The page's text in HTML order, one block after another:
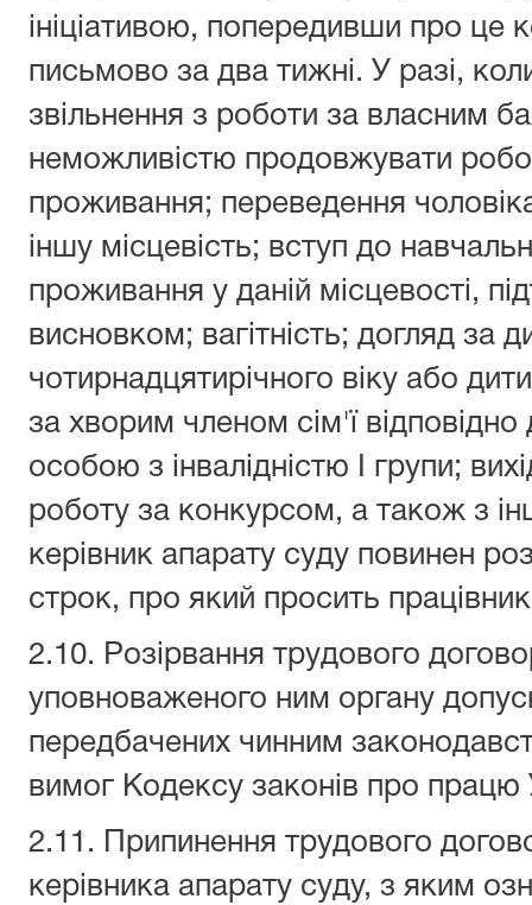
ініціативою, попередивши про це
письмово за два тижні. У разі,
звільнення з роботи за власним
неможливістю продовжувати
проживання; переведення
іншу місцевість; вступ до
проживання у даній місцевості,
висновком; вагітність; догляд за
чотирнадцятирічного віку або
за хворим членом сім'ї
особою з інвалідністю І групи;
роботу за конкурсом, а також з
керівник апарату суду повинен
строк, про який просить
2.10. Розірвання трудового
уповноваженого ним органу
передбачених чинним
вимог Кодексу законів про працю
2.11. Припинення трудового
керівника апарату суду, з яким